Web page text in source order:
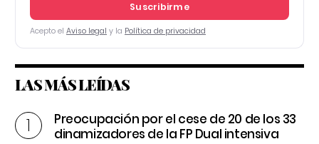
Suscribirme
Acepto el Aviso legal y la Política de privacidad
LAS MÁS LEÍDAS
Preocupación por el cese de 20 de los 33
dinamizadores de la FP Dual intensiva